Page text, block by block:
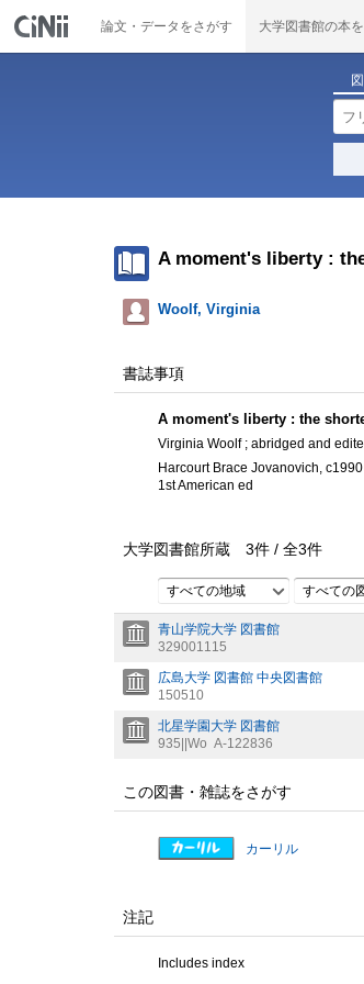
論文・データをさがす 大学図書館の本
A moment's liberty :
Woolf, Virginia
書誌事項
A moment's liberty : the
Virginia Woolf ; abridged and
Harcourt Brace Jovanovich, c1990
1st American ed
大学図書館所蔵 3件 / 全3件
すべての地域 すべての
青山学院大学 図書館
329001115
広島大学 図書館 中央図書館
150510
北星学園大学 図書館
935||Wo A-122836
この図書・雑誌をさがす
カーリル
注記
Includes index